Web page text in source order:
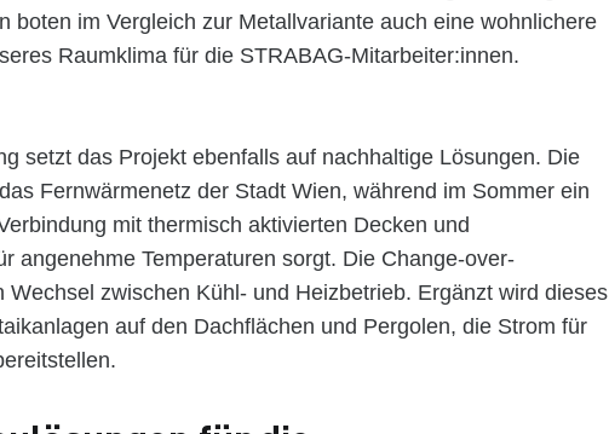
boten im Vergleich zur Metallvariante auch eine wohnlichere
Raumklima für die STRABAG-Mitarbeiter:innen.
setzt das Projekt ebenfalls auf nachhaltige Lösungen. Die
Fernwärmenetz der Stadt Wien, während im Sommer ein
mit thermisch aktivierten Decken und
angenehme Temperaturen sorgt. Die Change-over-
Wechsel zwischen Kühl- und Heizbetrieb. Ergänzt wird dieses
auf den Dachflächen und Pergolen, die Strom für